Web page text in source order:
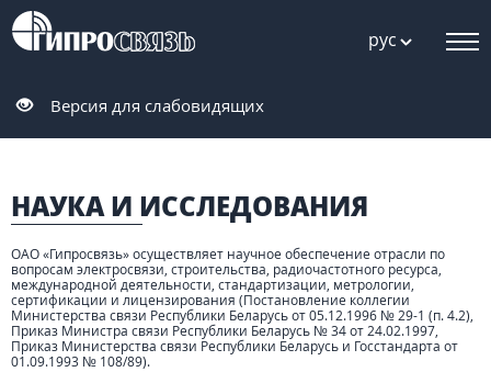
рус
Версия для слабовидящих
НАУКА И ИССЛЕДОВАНИЯ
ОАО «Гипросвязь» осуществляет научное обеспечение отрасли по
вопросам электросвязи, строительства, радиочастотного ресурса,
международной деятельности, стандартизации, метрологии,
сертификации и лицензирования (Постановление коллегии
Министерства связи Республики Беларусь от 05.12.1996 № 29-1 (п. 4.2),
Приказ Министра связи Республики Беларусь № 34 от 24.02.1997,
Приказ Министерства связи Республики Беларусь и Госстандарта от
01.09.1993 № 108/89).